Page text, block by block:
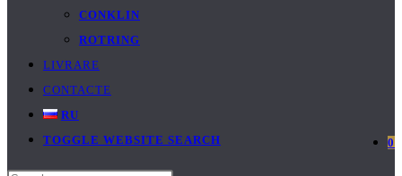
CONKLIN
ROTRING
LIVRARE
CONTACTE
RU
0
TOGGLE WEBSITE SEARCH